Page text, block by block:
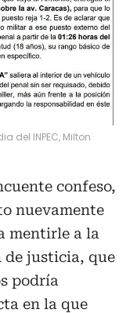
del INPEC, Milton
confeso,
nuevamente
mentirle a la
de justicia, que
podría
en la que